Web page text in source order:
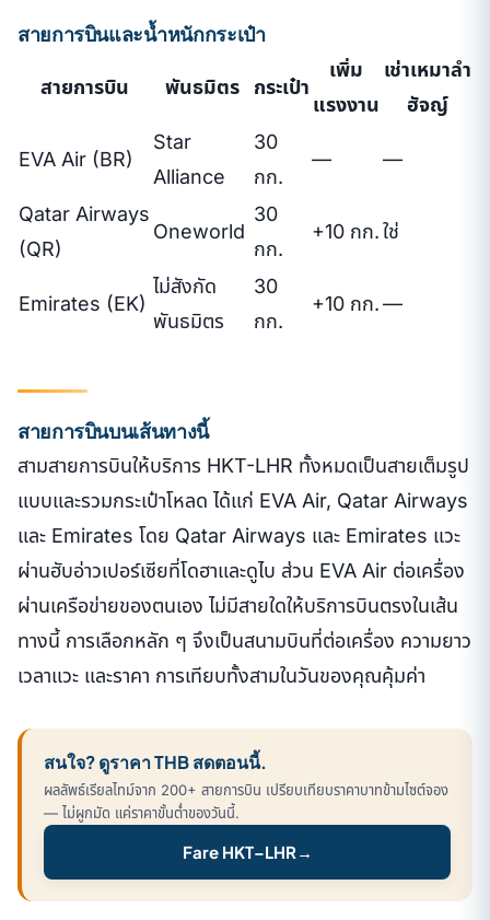
สายการบินและน้ำหนักกระเป๋า
สายการบิน พันธมิตร กระเป๋า
เพิ่ม
แรงงาน
เช่าเหมาลำ
ฮัจญ์
EVA Air (BR)
Star
Alliance
30
กก.
— —
Qatar Airways
(QR)
Oneworld
30
กก.
+10 กก.ใช่
Emirates (EK)
ไม่สังกัด
พันธมิตร
30
กก.
+10 กก.—
สายการบินบนเส้นทางนี้
สามสายการบินให้บริการ HKT-LHR ทั้งหมดเป็นสายเต็มรูป
แบบและรวมกระเป๋าโหลด ได้แก่ EVA Air, Qatar Airways
และ Emirates โดย Qatar Airways และ Emirates แวะ
ผ่านฮับอ่าวเปอร์เซียที่โดฮาและดูไบ ส่วน EVA Air ต่อเครื่อง
ผ่านเครือข่ายของตนเอง ไม่มีสายใดให้บริการบินตรงในเส้น
ทางนี้ การเลือกหลัก ๆ จึงเป็นสนามบินที่ต่อเครื่อง ความยาว
เวลาแวะ และราคา การเทียบทั้งสามในวันของคุณคุ้มค่า
สนใจ? ดูราคา THB สดตอนนี้.
ผลลัพธ์เรียลไทม์จาก 200+ สายการบิน เปรียบเทียบราคาบาทข้ามไซต์จอง
— ไม่ผูกมัด แค่ราคาขั้นต่ำของวันนี้.
Fare HKT–LHR →